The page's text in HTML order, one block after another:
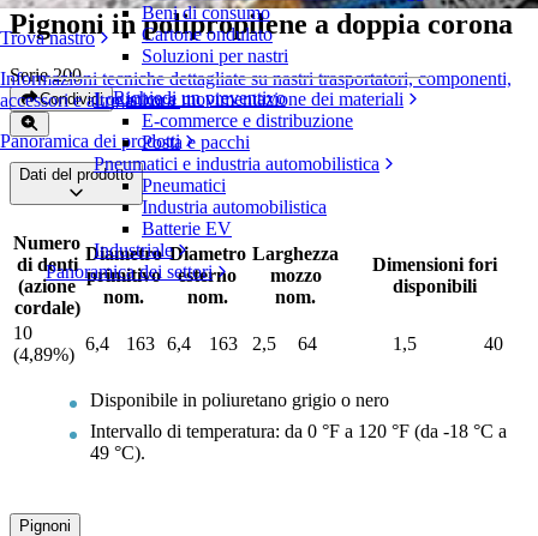
Trova nastro
Informazioni tecniche dettagliate su nastri trasportatori, componenti,
accessori e altro ancora
Panoramica dei prodotti
Beni di consumo
Cartone ondulato
Soluzioni per nastri
Logistica e movimentazione dei materiali
E-commerce e distribuzione
Posta e pacchi
Pneumatici e industria automobilistica
Pneumatici
Industria automobilistica
Batterie EV
Industriale
Panoramica dei settori
Pignoni in polipropilene a doppia corona
Serie 200
Condividi Richiedi un preventivo
Dati del prodotto
Numero
di denti
(azione
cordale)
Diametro
primitivo
nom.
Diametro
esterno
nom.
Larghezza
mozzo
nom.
Dimensioni fori
disponibili
10
(4,89%)
6,4 163 6,4 163 2,5 64 1,5 40
Disponibile in poliuretano grigio o nero
Intervallo di temperatura: da 0 °F a 120 °F (da -18 °C a
49 °C).
Pignoni